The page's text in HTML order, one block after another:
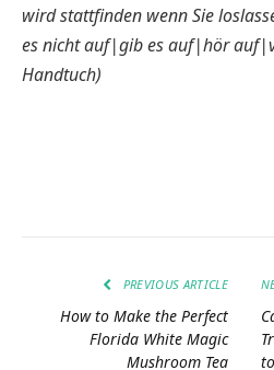
wird stattfinden wenn Sie
es nicht auf|gib es auf|hör
Handtuch)
PREVIOUS ARTICLE
How to Make the Perfect
Florida White Magic
Mushroom Tea